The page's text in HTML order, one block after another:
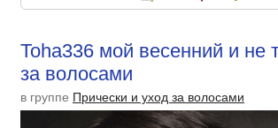
Toha336 мой весенний и не
за волосами
в группе Прически и уход за волосами